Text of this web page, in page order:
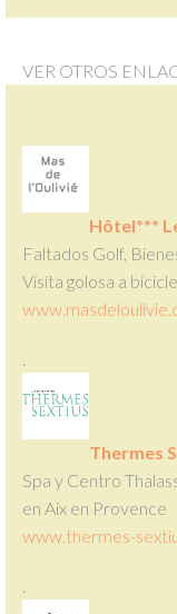
VER OTROS
Hôtel***
Faltados Golf,
Visita golosa a
.
Thermes
Spa y Centro
en Aix en Provence
www.thermes-
.